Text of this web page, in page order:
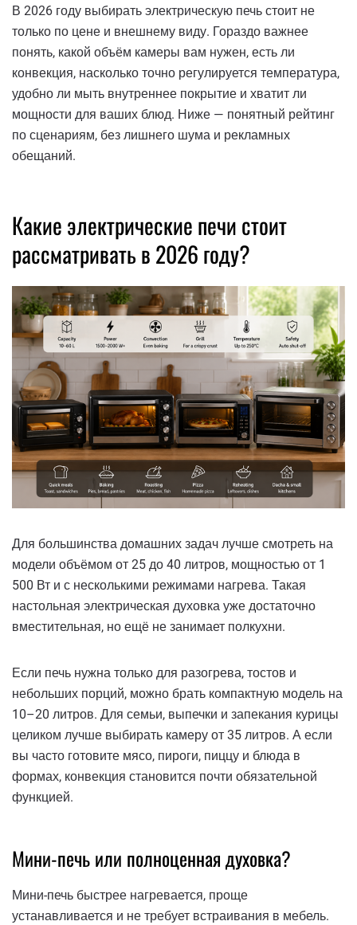
В 2026 году выбирать электрическую печь стоит не
только по цене и внешнему виду. Гораздо важнее
понять, какой объём камеры вам нужен, есть ли
конвекция, насколько точно регулируется температура,
удобно ли мыть внутреннее покрытие и хватит ли
мощности для ваших блюд. Ниже — понятный рейтинг
по сценариям, без лишнего шума и рекламных
обещаний.
Какие электрические печи стоит
рассматривать в 2026 году?
Для большинства домашних задач лучше смотреть на
модели объёмом от 25 до 40 литров, мощностью от 1
500 Вт и с несколькими режимами нагрева. Такая
настольная электрическая духовка уже достаточно
вместительная, но ещё не занимает полкухни.
Если печь нужна только для разогрева, тостов и
небольших порций, можно брать компактную модель на
10–20 литров. Для семьи, выпечки и запекания курицы
целиком лучше выбирать камеру от 35 литров. А если
вы часто готовите мясо, пироги, пиццу и блюда в
формах, конвекция становится почти обязательной
функцией.
Мини-печь или полноценная духовка?
Мини-печь быстрее нагревается, проще
устанавливается и не требует встраивания в мебель.